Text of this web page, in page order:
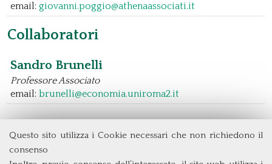
Questo sito utilizza i Cookie necessari che non richiedono il
consenso
email: giovanni.poggio@athenaassociati.it
Collaboratori
Sandro Brunelli
Professore Associato
email: brunelli@economia.uniroma2.it